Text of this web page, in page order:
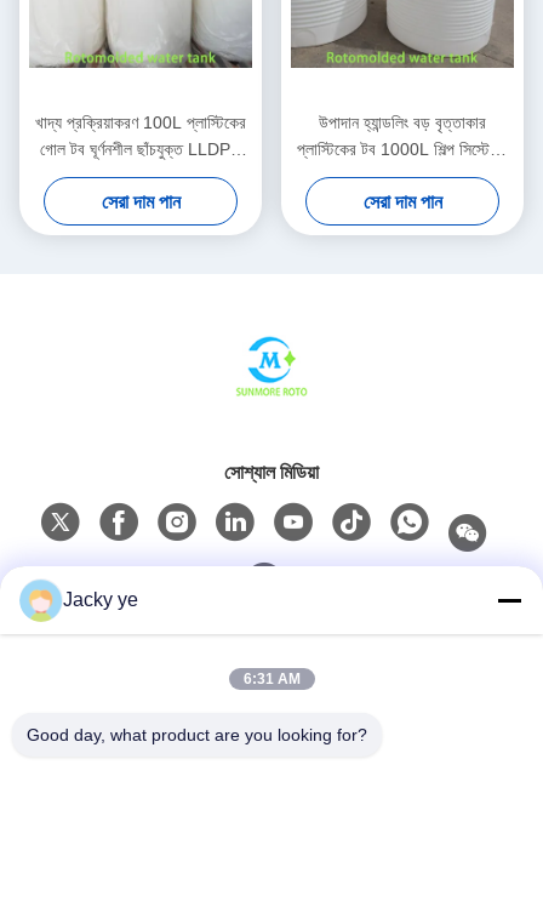
খাদ্য প্রক্রিয়াকরণ 100L প্লাস্টিকের
গোল টব ঘূর্ণনশীল ছাঁচযুক্ত LLDPE
উচ্চ / নিম্ন কাঠামো সহ
সেরা দাম পান
উপাদান হ্যান্ডলিং বড় বৃত্তাকার
প্লাস্টিকের টব 1000L শিল্প সিস্টেমের
জন্য
সেরা দাম পান
সোশ্যাল মিডিয়া
দ্রুত যোগাযোগ
Jacky ye
6:31 AM
Good day, what product are you looking for?